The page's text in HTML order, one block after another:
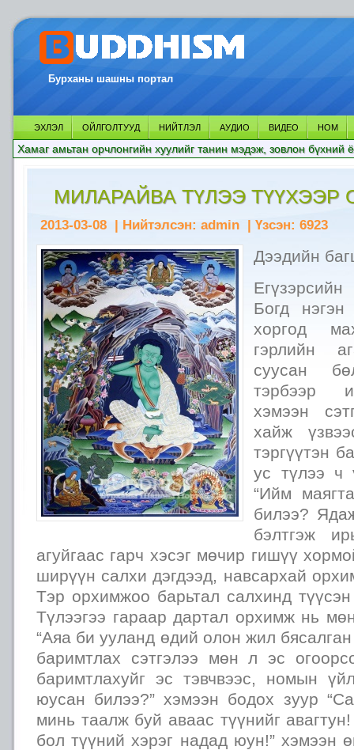
Бурханы шашны портал
ЭХЛЭЛ ОЙЛГОЛТУУД НИЙТЛЭЛ АУДИО ВИДЕО НОМ
Хамаг амьтан орчлонгийн хуулийг танин мэдэж, зовлон бүхний
МИЛАРАЙВА ТҮЛЭЭ ТҮҮХЭЭР
2013-03-08 | Нийтэлсэн: admin | Үзсэн: 6923
Дээдийн
Богд нэгэн
хоргод
гэрлийн
суусан
тэрбээр
хэмээн
хайж
тэргүүтэн
ус түлээ ч
“Ийм
билээ?
бэлтгэж
агуйгаас гарч хэсэг мөчир гишүү
ширүүн салхи дэгдээд, навсархай
Тэр орхимжоо барьтал салхинд
Түлээгээ гараар дартал орхимж нь
“Аяа би ууланд өдий олон жил
баримтлах сэтгэлээ мөн л эс
баримтлахуйг эс тэвчвээс, номын
юусан билээ?” хэмээн бодох зуур
минь таалж буй аваас түүнийг
бол түүний хэрэг надад юун!” хэмээн